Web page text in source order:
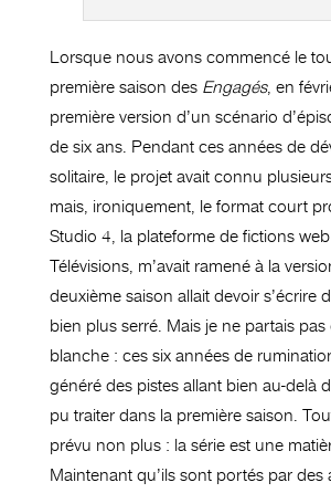
Lorsque nous avons commencé le
première saison des Engagés, en
première version d’un scénario
de six ans. Pendant ces années de
solitaire, le projet avait connu
mais, ironiquement, le format court
Studio 4, la plateforme de fictions
Télévisions, m’avait ramené à la
deuxième saison allait devoir s’écrire
bien plus serré. Mais je ne partais pas
blanche : ces six années de
généré des pistes allant bien au-delà
pu traiter dans la première saison.
prévu non plus : la série est une
Maintenant qu’ils sont portés par des